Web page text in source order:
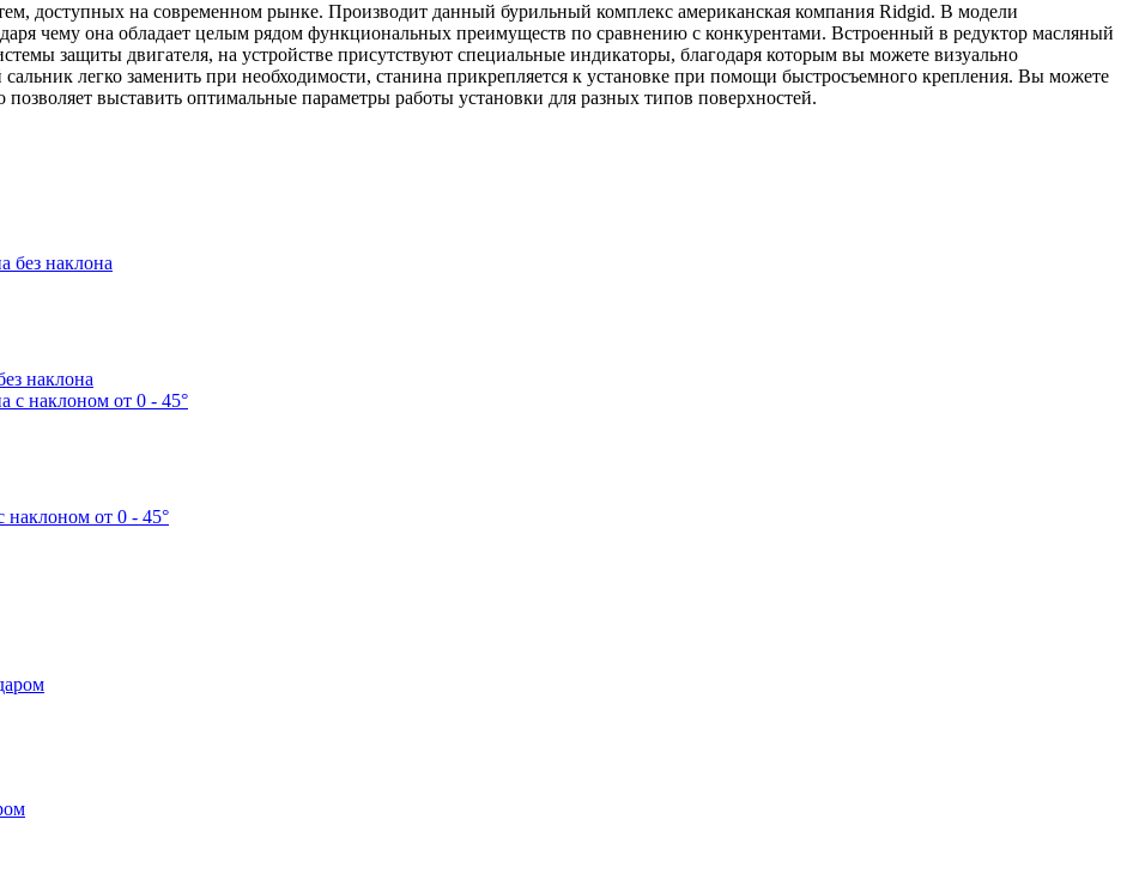
доступных на современном рынке. Производит данный бурильный комплекс американская компания Ridgid. В модели
чему она обладает целым рядом функциональных преимуществ по сравнению с конкурентами. Встроенный в редуктор масляный
защиты двигателя, на устройстве присутствуют специальные индикаторы, благодаря которым вы можете визуально
легко заменить при необходимости, станина прикрепляется к установке при помощи быстросъемного крепления. Вы можете
выставить оптимальные параметры работы установки для разных типов поверхностей.
наклона
наклоном от 0 - 45°